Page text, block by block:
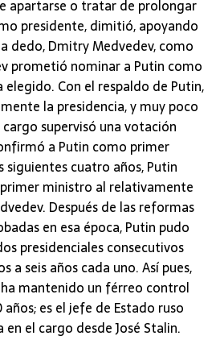
apartarse o tratar de prolongar
presidente, dimitió, apoyando
dedo, Dmitry Medvedev, como
prometió nominar a Putin como
Con el respaldo de Putin,
la presidencia, y muy poco
supervisó una votación
a Putin como primer
cuatro años, Putin
ministro al relativamente
Después de las reformas
en esa época, Putin pudo
presidenciales consecutivos
a seis años cada uno. Así pues,
mantenido un férreo control
es el jefe de Estado ruso
el cargo desde José Stalin.